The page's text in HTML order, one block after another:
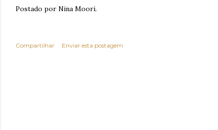
Postado por Nina Moori.
Compartilhar Enviar esta postagem